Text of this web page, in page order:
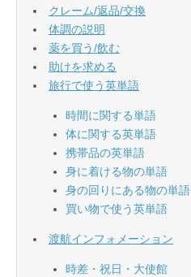
クレーム/返品/交換
体調の説明
薬を買う/飲む
助けを求める
旅行で使う英単語
時間に関する単語
体に関する英単語
携帯品の英単語
身に着ける物の単語
身の回りにある物の単語
買い物で使う英単語
渡航インフォメーション
時差・祝日・大使館